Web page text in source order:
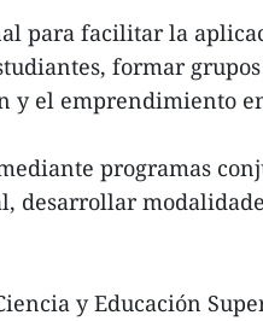
para facilitar la
formar
y el emprendimiento
programas
desarrollar
y Educación